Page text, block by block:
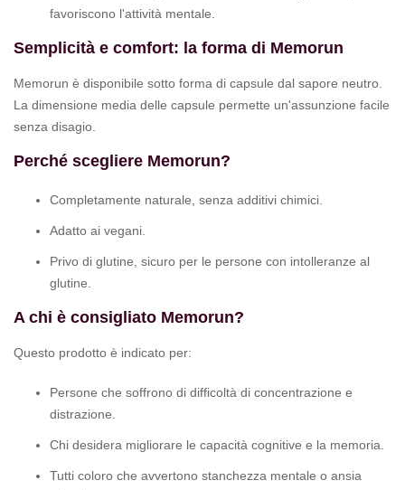
favoriscono l'attività mentale.
Semplicità e comfort: la forma di Memorun
Memorun è disponibile sotto forma di capsule dal sapore neutro.
La dimensione media delle capsule permette un'assunzione facile
senza disagio.
Perché scegliere Memorun?
Completamente naturale, senza additivi chimici.
Adatto ai vegani.
Privo di glutine, sicuro per le persone con intolleranze al
glutine.
A chi è consigliato Memorun?
Questo prodotto è indicato per:
Persone che soffrono di difficoltà di concentrazione e
distrazione.
Chi desidera migliorare le capacità cognitive e la memoria.
Tutti coloro che avvertono stanchezza mentale o ansia